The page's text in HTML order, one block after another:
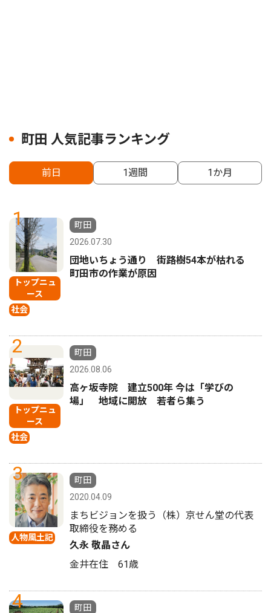
町田 人気記事ランキング
前日 1週間 1か月
1
トップニュ
ース
社会
町田
2026.07.30
団地いちょう通り 街路樹54本が枯れる
町田市の作業が原因
2
トップニュ
ース
社会
町田
2026.08.06
高ヶ坂寺院 建立500年 今は「学びの
場」 地域に開放 若者ら集う
3
人物風土記
町田
2020.04.09
まちビジョンを扱う（株）京せん堂の代表
取締役を務める
久永 敬晶さん
金井在住 61歳
4
町田